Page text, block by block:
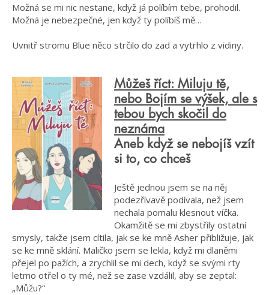
Možná se mi nic nestane, když já políbím tebe, prohodil.
Možná je nebezpečné, jen když ty políbíš mě…
Uvnitř stromu Blue něco strčilo do zad a vytrhlo z vidiny.
Můžeš říct: Miluju tě,
nebo Bojím se výšek, ale s
tebou bych skočil do
neznáma
Aneb když se nebojíš vzít
si to, co chceš
Ještě jednou jsem se na něj
podezřívavě podívala, než jsem
nechala pomalu klesnout víčka.
Okamžitě se mi zbystřily ostatní
smysly, takže jsem cítila, jak se ke mně Asher přibližuje, jak
se ke mně sklání. Maličko jsem se lekla, když mi dlaněmi
přejel po pažích, a zrychlil se mi dech, když se svými rty
letmo otřel o ty mé, než se zase vzdálil, aby se zeptal:
„Můžu?“